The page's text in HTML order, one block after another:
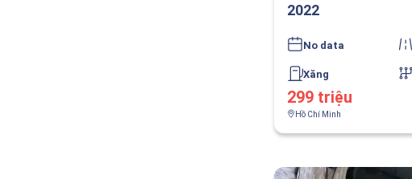
2022
No data
Xăng
299 triệu
Hồ Chí Minh